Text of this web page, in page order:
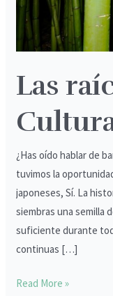
Las
¿Has oído hablar de
tuvimos la
japoneses, Sí. La
siembras una semilla
suficiente durante
continuas […]
Calidad
Read More »